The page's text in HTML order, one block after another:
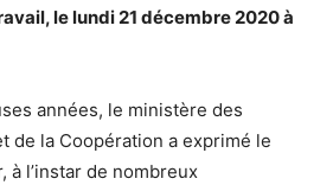
le lundi 21 décembre 2020 à
années, le ministère des
de la Coopération a exprimé le
à l’instar de nombreux